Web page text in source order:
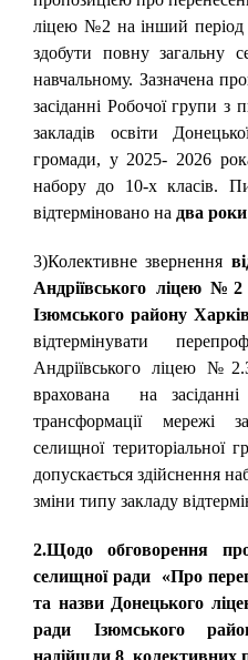
ліцею №2 на інший період
здобути повну загальну
навчальному. Зазначена
засіданні Робочої групи з
закладів освіти
громади, у 2025- 2026
набору до 10-х класів.
відтерміновано на два роки
3)Колективне звернення
Андріївського ліцею
Ізюмського району
відтермінувати
Андріївського ліцею
врахована на
трансформації мережі
селищної територіальної
допускається здійснення
зміни типу закладу
2.Щодо обговорення
селищної ради «Про
та назви Донецького
ради Ізюмського